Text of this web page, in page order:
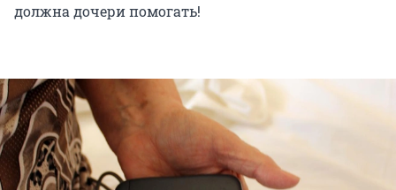
должна дочери помогать!